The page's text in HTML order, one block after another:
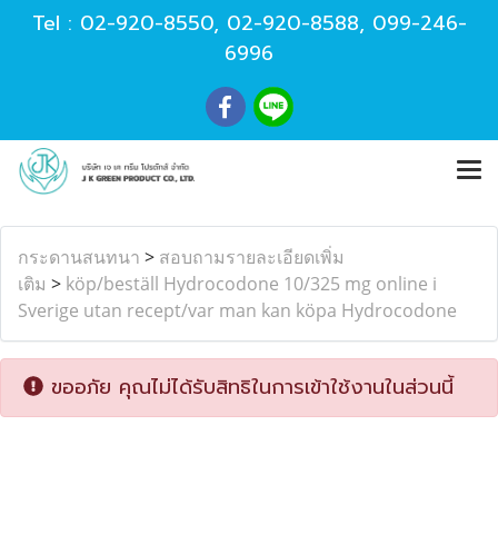
Tel : 02-920-8550, 02-920-8588, 099-246-
6996
กระดานสนทนา > สอบถามรายละเอียดเพิ่ม
เติม > köp/beställ Hydrocodone 10/325 mg online i
Sverige utan recept/var man kan köpa Hydrocodone
ขออภัย คุณไม่ได้รับสิทธิในการเข้าใช้งานในส่วนนี้